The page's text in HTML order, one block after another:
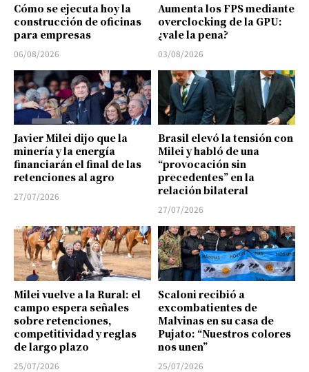
Cómo se ejecuta hoy la
construcción de oficinas
para empresas
06/08/2026
Aumenta los FPS mediante
overclocking de la GPU:
¿vale la pena?
03/08/2026
Javier Milei dijo que la
minería y la energía
financiarán el final de las
retenciones al agro
27/07/2026
Brasil elevó la tensión con
Milei y habló de una
“provocación sin
precedentes” en la
relación bilateral
27/07/2026
Milei vuelve a la Rural: el
campo espera señales
sobre retenciones,
competitividad y reglas
de largo plazo
25/07/2026
Scaloni recibió a
excombatientes de
Malvinas en su casa de
Pujato: “Nuestros colores
nos unen”
25/07/2026